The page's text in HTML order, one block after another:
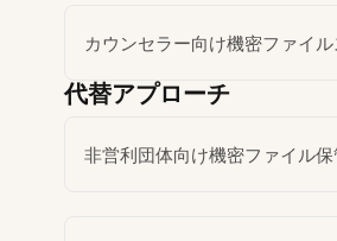
カウンセラー向け機密ファイ
代替アプローチ
非営利団体向け機密ファイル保